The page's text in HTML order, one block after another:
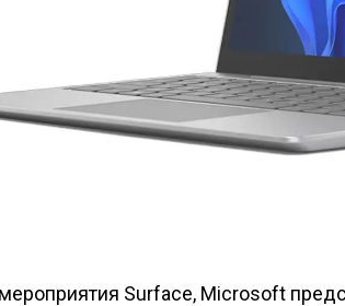
Surface, Microsoft